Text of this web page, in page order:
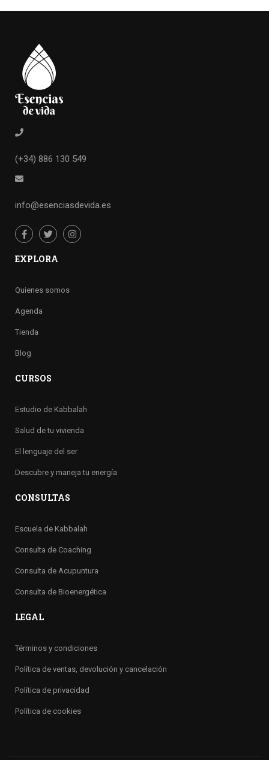
(+34) 886 130 549
info@esenciasdevida.es
EXPLORA
Quienes somos
Agenda
Tienda
Blog
CURSOS
Estudio de Kabbalah
Salud de tu vivienda
El lenguaje del ser
Descubre y maneja tu energía
CONSULTAS
Escuela de Kabbalah
Consulta de Coaching
Consulta de Acupuntura
Consulta de Bioenergética
LEGAL
Términos y condiciones
Política de ventas, devolución y cancelación
Política de privacidad
Política de cookies